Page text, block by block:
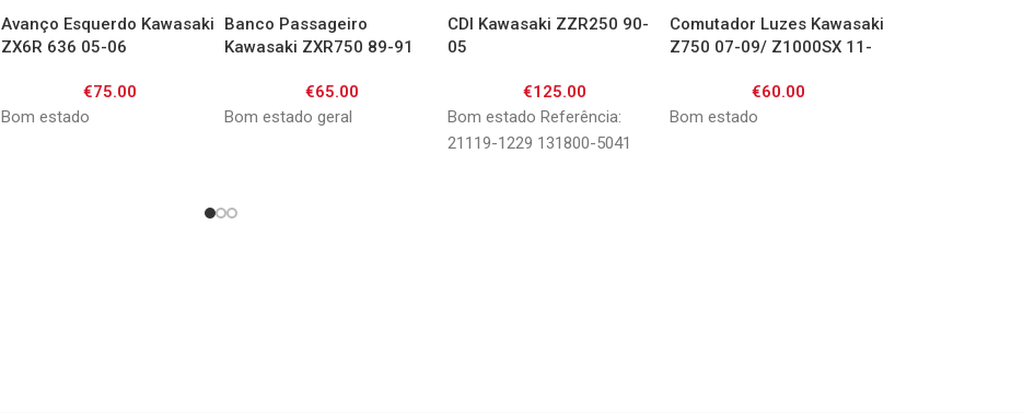
Avanço Esquerdo Kawasaki
ZX6R 636 05-06
€75.00
Bom estado
Banco Passageiro
Kawasaki ZXR750 89-91
€65.00
Bom estado geral
CDI Kawasaki ZZR250 90-
05
€125.00
Bom estado Referência:
21119-1229 131800-5041
Comutador Luzes Kawasaki
Z750 07-09/ Z1000SX 11-
€60.00
Bom estado